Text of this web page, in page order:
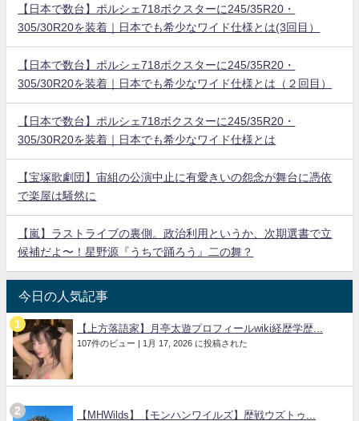
【日本で数台】ポルシェ718ボクスターに245/35R20・
305/30R20を装着｜日本でも希少なワイド仕様とは(3回目）
【日本で数台】ポルシェ718ボクスターに245/35R20・
305/30R20を装着｜日本でも希少なワイド仕様とは（２回目）
【日本で数台】ポルシェ718ボクスターに245/35R20・
305/30R20を装着｜日本でも希少なワイド仕様とは
【宝塚歌劇団】宙組の公演中止に有愛きいの怨念が舞台に憑依
で楽屋は騒然に
【嵐】ラストライブの裏側。政治利用というか、次期選書で立
候補だよ〜！星野源『うちで踊ろう』二の舞？
今日の人気記事
【上方落語家】月亭太遊プロフィールwiki経歴学歴...
107件のビュー | 1月 17, 2026 に投稿された
【MHWilds】【モンハンワイルズ】歴戦ウズトゥ...